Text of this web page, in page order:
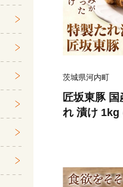
茨城県河内町
匠坂東豚
れ 漬け 1kg
社坂東太
《30日以内
ず【配送不